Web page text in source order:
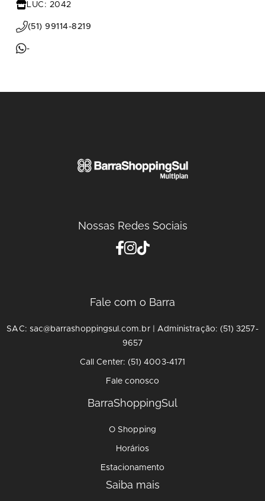
LUC: 2042
(51) 99114-8219
-
Nossas Redes Sociais
Fale com o Barra
SAC: sac@barrashoppingsul.com.br | Administração: (51) 3257-
9657
Call Center: (51) 4003-4171
Fale conosco
BarraShoppingSul
O Shopping
Horários
Estacionamento
Saiba mais